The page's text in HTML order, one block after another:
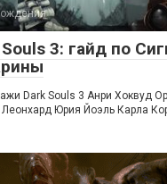
3: гайд по
Dark Souls 3 Анри Хоквуд
Леонхард Юрия Йоэль Карла